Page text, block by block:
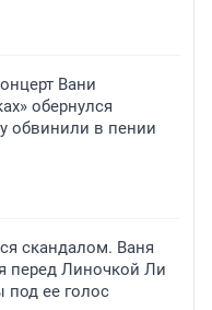
Вани
обернулся
обвинили в пении
скандалом. Ваня
перед Линочкой Ли
под ее голос